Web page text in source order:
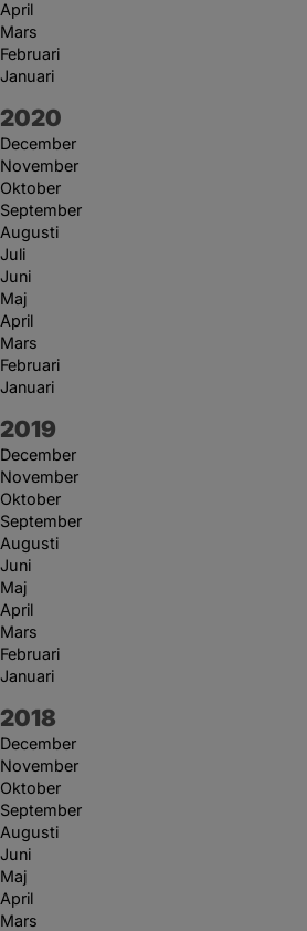
April
Mars
Februari
Januari
År:
2020
December
November
Oktober
September
Augusti
Juli
Juni
Maj
April
Mars
Februari
Januari
År:
2019
December
November
Oktober
September
Augusti
Juni
Maj
April
Mars
Februari
Januari
År:
2018
December
November
Oktober
September
Augusti
Juni
Maj
April
Mars